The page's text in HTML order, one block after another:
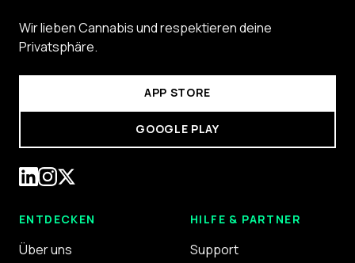
Wir lieben Cannabis und respektieren deine
Privatsphäre.
APP STORE
GOOGLE PLAY
ENTDECKEN
Über uns
HILFE & PARTNER
Support